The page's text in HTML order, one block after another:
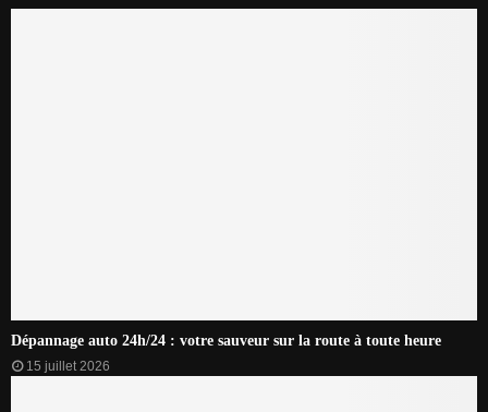
Dépannage auto 24h/24 : votre sauveur sur la route à toute heure
15 juillet 2026